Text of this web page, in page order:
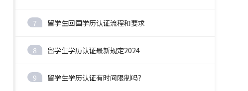
7 留学生回国学历认证流程和要求
8 留学生学历认证最新规定2024
9 留学生学历认证有时间限制吗？